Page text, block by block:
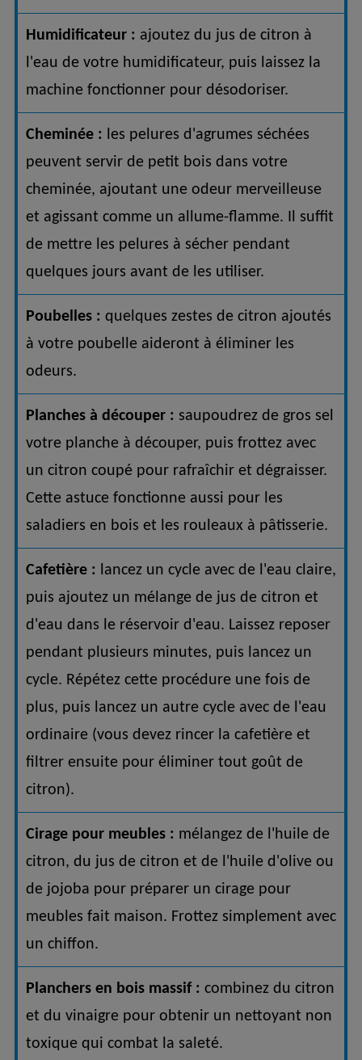
Humidificateur : ajoutez du jus de citron à
l'eau de votre humidificateur, puis laissez la
machine fonctionner pour désodoriser.
Cheminée : les pelures d'agrumes séchées
peuvent servir de petit bois dans votre
cheminée, ajoutant une odeur merveilleuse
et agissant comme un allume-flamme. Il suffit
de mettre les pelures à sécher pendant
quelques jours avant de les utiliser.
Poubelles : quelques zestes de citron ajoutés
à votre poubelle aideront à éliminer les
odeurs.
Planches à découper : saupoudrez de gros sel
votre planche à découper, puis frottez avec
un citron coupé pour rafraîchir et dégraisser.
Cette astuce fonctionne aussi pour les
saladiers en bois et les rouleaux à pâtisserie.
Cafetière : lancez un cycle avec de l'eau claire,
puis ajoutez un mélange de jus de citron et
d'eau dans le réservoir d'eau. Laissez reposer
pendant plusieurs minutes, puis lancez un
cycle. Répétez cette procédure une fois de
plus, puis lancez un autre cycle avec de l'eau
ordinaire (vous devez rincer la cafetière et
filtrer ensuite pour éliminer tout goût de
citron).
Cirage pour meubles : mélangez de l'huile de
citron, du jus de citron et de l'huile d'olive ou
de jojoba pour préparer un cirage pour
meubles fait maison. Frottez simplement avec
un chiffon.
Planchers en bois massif : combinez du citron
et du vinaigre pour obtenir un nettoyant non
toxique qui combat la saleté.